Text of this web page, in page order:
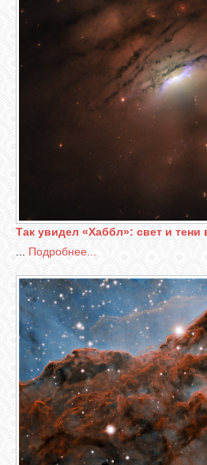
Так увидел «Хаббл»: свет и тени
... Подробнее...